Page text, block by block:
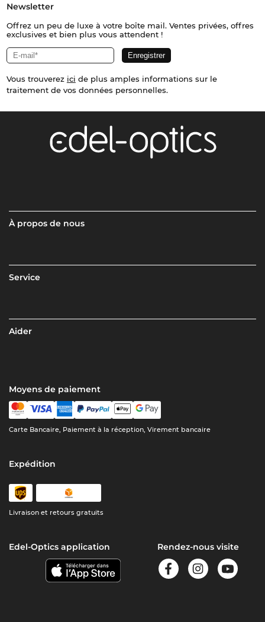
Newsletter
Offrez un peu de luxe à votre boîte mail. Ventes privées, offres
exclusives et bien plus vous attendent !
Vous trouverez ici de plus amples informations sur le
traitement de vos données personnelles.
À propos de nous
Service
Aider
Moyens de paiement
Carte Bancaire, Paiement à la réception, Virement bancaire
Expédition
Livraison et retours gratuits
Edel-Optics application Rendez-nous visite